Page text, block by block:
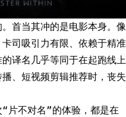
首当其冲的是电影本身。像
卡司吸引力有限、依赖于精准
译名几乎等同于在起跑线上
、短视频剪辑推荐时，丧失
片不对名”的体验，都是在